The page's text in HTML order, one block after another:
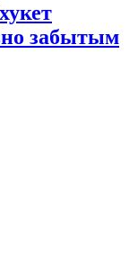
забытым